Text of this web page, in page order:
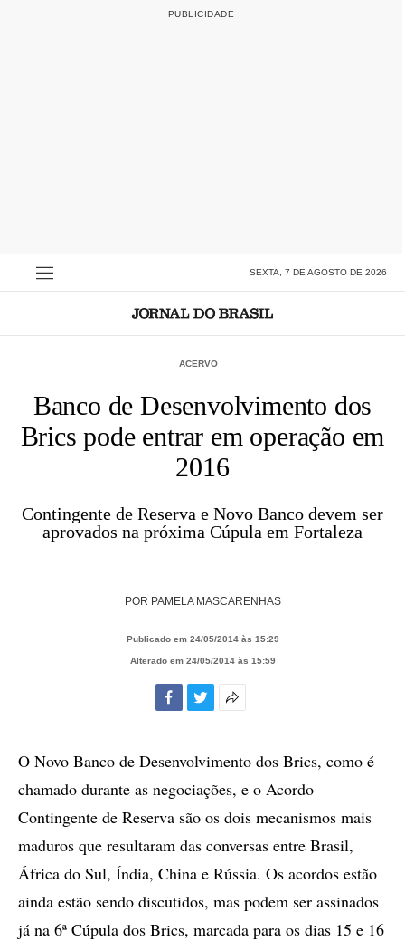
SEXTA, 7 DE AGOSTO DE 2026
ACERVO
Banco de Desenvolvimento dos
Brics pode entrar em operação em
2016
Contingente de Reserva e Novo Banco devem ser
aprovados na próxima Cúpula em Fortaleza
POR PAMELA MASCARENHAS
Publicado em 24/05/2014 às 15:29
Alterado em 24/05/2014 às 15:59
compartilhamento
O Novo Banco de Desenvolvimento dos Brics, como é
chamado durante as negociações, e o Acordo
Contingente de Reserva são os dois mecanismos mais
maduros que resultaram das conversas entre Brasil,
África do Sul, Índia, China e Rússia. Os acordos estão
ainda estão sendo discutidos, mas podem ser assinados
já na 6ª Cúpula dos Brics, marcada para os dias 15 e 16